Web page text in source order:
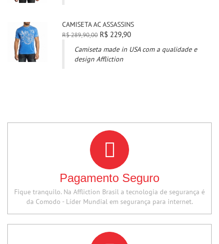
CAMISETA AC ASSASSINS
R$ 289,90,00 R$ 229,90
Camiseta made in USA com a qualidade e
design Affliction
Pagamento Seguro
Fique tranquilo. Na Affliction Brasil a tecnologia de segurança é
da Comodo - Líder Mundial em segurança para internet.